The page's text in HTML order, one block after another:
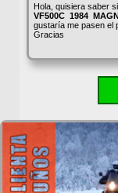
Hola, quisiera saber
VF500C 1984
gustaría me pasen el
Gracias